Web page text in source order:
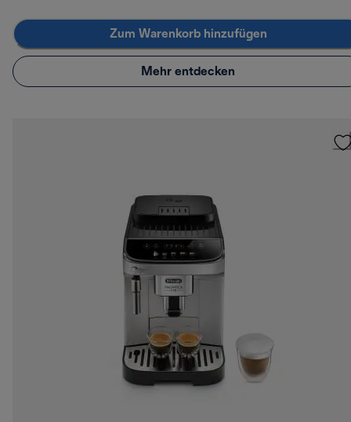
Zum Warenkorb hinzufügen
Mehr entdecken